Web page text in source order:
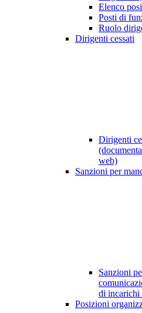
Elenco
Posti di
Ruolo
Dirigenti cessati
Dirigenti
web)
Sanzioni per
Sanzioni
di incarichi
Posizioni